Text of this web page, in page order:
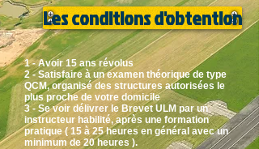
Les conditions d'obtention
1 - Avoir 15 ans révolus
2 - Satisfaire à un examen théorique de type
QCM, organisé des structures autorisées le
plus proche de votre domicile
3 - Se voir délivrer le Brevet ULM par un
instructeur habilité, après une formation
pratique ( 15 à 25 heures en général avec un
minimum de 20 heures ).